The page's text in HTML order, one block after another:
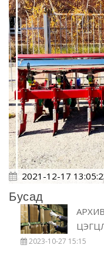
2021-12-17
Бусад
2023-10-27 15:15